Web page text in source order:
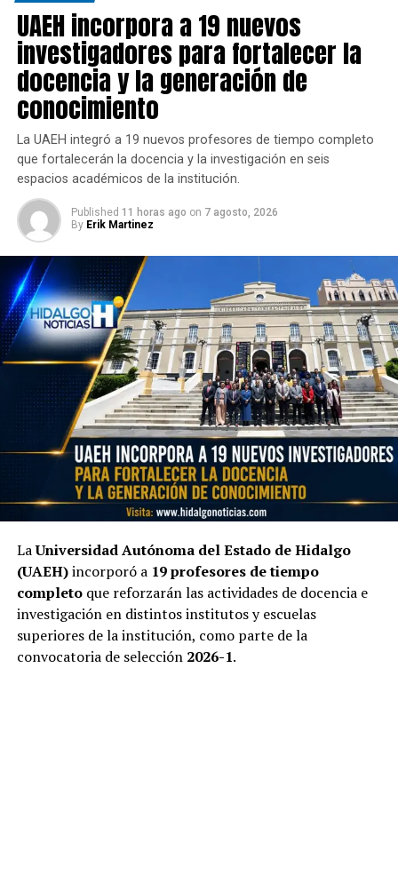
UAEH incorpora a 19 nuevos
investigadores para fortalecer la
docencia y la generación de
conocimiento
La UAEH integró a 19 nuevos profesores de tiempo completo
que fortalecerán la docencia y la investigación en seis
espacios académicos de la institución.
Published 11 horas ago on 7 agosto, 2026
By Erik Martinez
LaUniversidad Autónoma del Estado de Hidalgo
(UAEH)incorporó a 19 profesores de tiempo
completoque reforzarán las actividades de docencia e
investigación en distintos institutos y escuelas
superiores de la institución, como parte de la
convocatoria de selección 2026-1.